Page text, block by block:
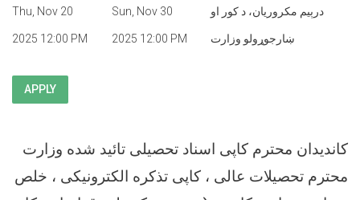
Thu, Nov 20
2025 12:00 PM
Sun, Nov 30
2025 12:00 PM
درېيم مکروریان، د کور او
ښارجوړولو وزارت
APPLY
کاندیدان محترم کاپی اسناد تحصیلی تائید شده وزارت
محترم تحصیلات عالی ، کاپی تذکره الکترونیکی ، خلص